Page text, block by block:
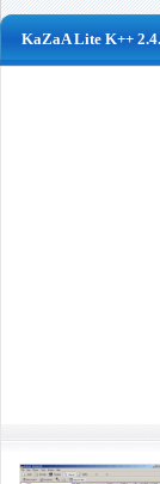
KaZaA Lite K++